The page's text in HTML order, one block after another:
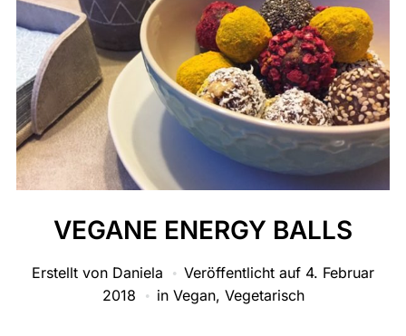
VEGANE ENERGY BALLS
Erstellt von Daniela Veröffentlicht auf 4. Februar
2018
in Vegan, Vegetarisch